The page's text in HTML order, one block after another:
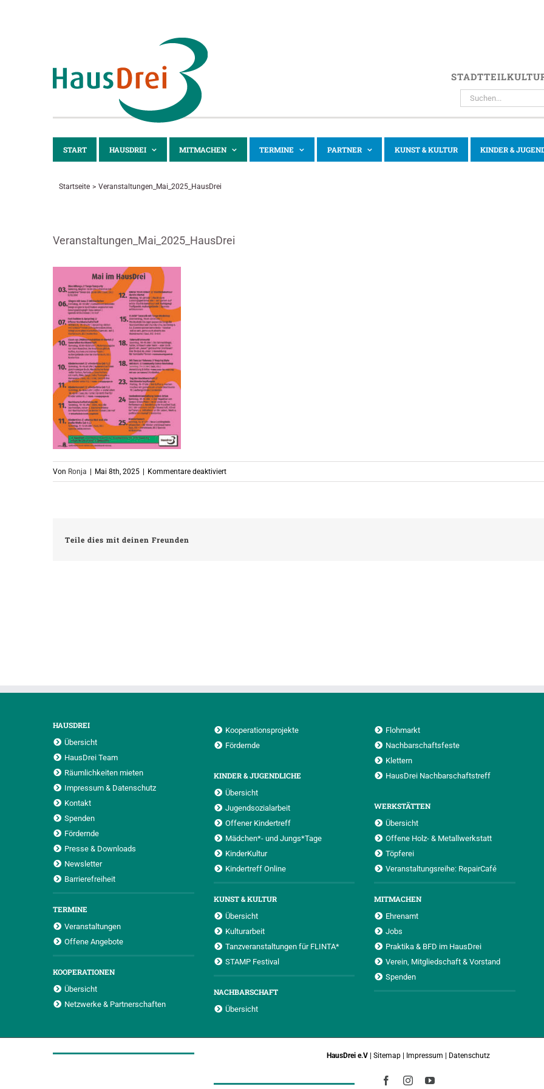
SUCHE
NACH:
START HAUSDREI MITMACHEN TERMINE PARTNER KUNST & KULTUR KINDER &
Startseite Veranstaltungen_Mai_2025_HausDrei
Veranstaltungen_Mai_2025_HausDrei
Von Ronja Mai 8th, 2025 Kommentare deaktiviertfür
Veranstaltungen_Mai_2025_HausDrei
Teile dies mit deinen Freunden
HAUSDREI
Übersicht
HausDrei Team
Räumlichkeiten mieten
Impressum & Datenschutz
Kontakt
Spenden
Fördernde
Presse & Downloads
Newsletter
Barrierefreiheit
TERMINE
Veranstaltungen
Offene Angebote
KOOPERATIONEN
Übersicht
Netzwerke & Partnerschaften
Kooperationsprojekte
Fördernde
KINDER & JUGENDLICHE
Übersicht
Jugendsozialarbeit
Offener Kindertreff
Mädchen*- und Jungs*Tage
KinderKultur
Kindertreff Online
KUNST & KULTUR
Übersicht
Kulturarbeit
Tanzveranstaltungen für FLINTA*
STAMP Festival
NACHBARSCHAFT
Übersicht
Flohmarkt
Nachbarschaftsfeste
Klettern
HausDrei Nachbarschaftstreff
WERKSTÄTTEN
Übersicht
Offene Holz- & Metallwerkstatt
Töpferei
Veranstaltungsreihe: RepairCafé
MITMACHEN
Ehrenamt
Jobs
Praktika & BFD im HausDrei
Verein, Mitgliedschaft & Vorstand
Spenden
HausDrei e.V Sitemap| Impressum Datenschutz
FacebookInstagramYouTube